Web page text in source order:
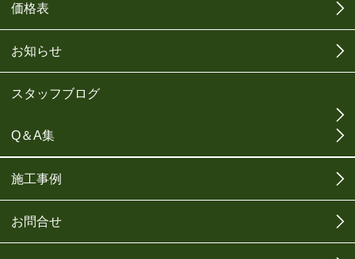
価格表
お知らせ
スタッフブログ
Q＆A集
施工事例
お問合せ